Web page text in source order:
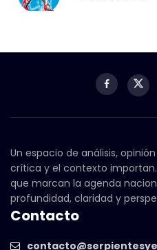
Un espacio de análisis,
crítica y el contexto
que marcan la agenda
profundidad, claridad y
Contacto